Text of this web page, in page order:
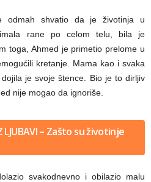
odmah shvatio da je životinja u
rane po celom telu, bila je
toga, Ahmed je primetio prelome u
kretanje. Mama kao i svaka
je svoje štence. Bio je to dirljiv
nije mogao da ignoriše.
LJUBAVI – Zašto su životinje
svakodnevno i obilazio malu